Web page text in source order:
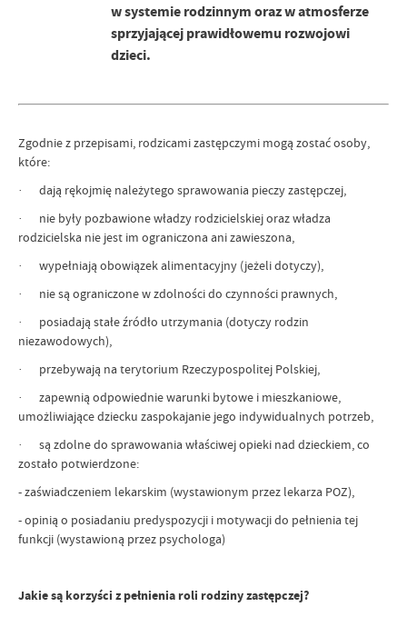
w systemie rodzinnym oraz w atmosferze
sprzyjającej prawidłowemu rozwojowi
dzieci.
Zgodnie z przepisami, rodzicami zastępczymi mogą zostać osoby,
które:
· dają rękojmię należytego sprawowania pieczy zastępczej,
· nie były pozbawione władzy rodzicielskiej oraz władza
rodzicielska nie jest im ograniczona ani zawieszona,
· wypełniają obowiązek alimentacyjny (jeżeli dotyczy),
· nie są ograniczone w zdolności do czynności prawnych,
· posiadają stałe źródło utrzymania (dotyczy rodzin
niezawodowych),
· przebywają na terytorium Rzeczypospolitej Polskiej,
· zapewnią odpowiednie warunki bytowe i mieszkaniowe,
umożliwiające dziecku zaspokajanie jego indywidualnych potrzeb,
· są zdolne do sprawowania właściwej opieki nad dzieckiem, co
zostało potwierdzone:
- zaświadczeniem lekarskim (wystawionym przez lekarza POZ),
- opinią o posiadaniu predyspozycji i motywacji do pełnienia tej
funkcji (wystawioną przez psychologa)
Jakie są korzyści z pełnienia roli rodziny zastępczej?